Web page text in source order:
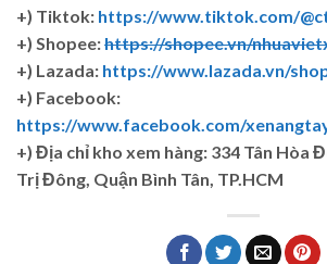
+) Tiktok: https://www.tiktok.com/
+) Shopee:https://shopee.vn/
+) Lazada: https://www.lazada.vn/
+) Facebook:
https://www.facebook.com/
+) Địa chỉ kho xem hàng: 334 Tân Hòa
Trị Đông, Quận Bình Tân, TP.HCM